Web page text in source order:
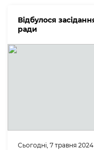
Відбулося
ради
Сьогодні, 7 травня